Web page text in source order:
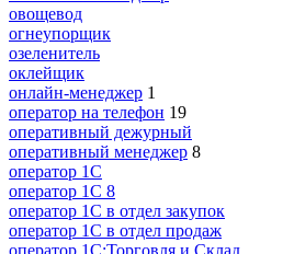
овощевод
огнеупорщик
озеленитель
оклейщик
онлайн-менеджер 1
опeрaтoр нa тeлeфoн 19
оперативный дежурный
оперативный менеджер 8
оператор 1C
оператор 1С 8
оператор 1С в отдел закупок
оператор 1С в отдел продаж
оператор 1С:Торговля и Склад